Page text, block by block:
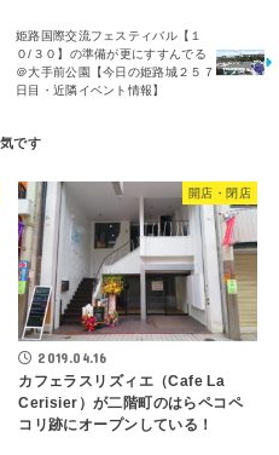
姫路国際交流フェスティバル【１
０/３０】の準備が更にすすんでる
＠大手前公園【今日の姫路城２５７
日目・近隣イベント情報】
開店・閉店
2019.04.16
カフェラスリズィエ（Cafe La
Cerisier）が二階町のはらペコペ
コリ跡にオープンしている！